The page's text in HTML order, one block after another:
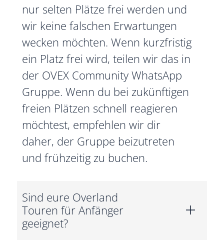
nur selten Plätze frei werden und
wir keine falschen Erwartungen
wecken möchten. Wenn kurzfristig
ein Platz frei wird, teilen wir das in
der OVEX Community WhatsApp
Gruppe. Wenn du bei zukünftigen
freien Plätzen schnell reagieren
möchtest, empfehlen wir dir
daher, der Gruppe beizutreten
und frühzeitig zu buchen.
Sind eure Overland
Touren für Anfänger
geeignet?